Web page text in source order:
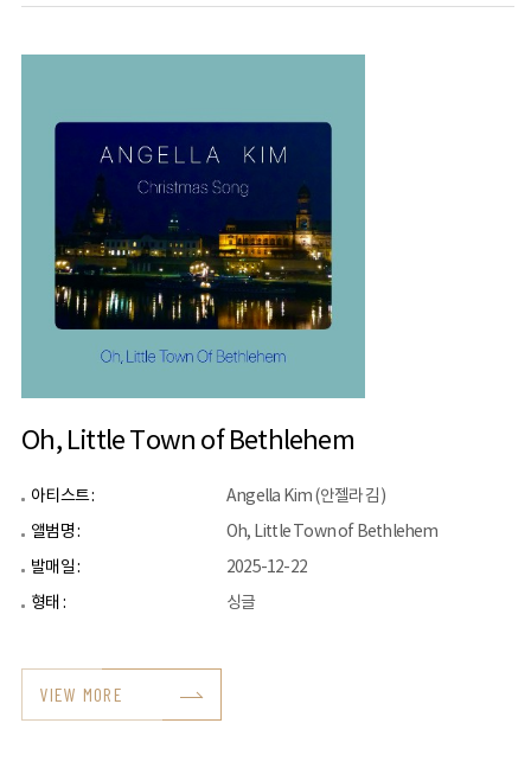
Oh, Little Town of Bethlehem
아티스트 :
Angella Kim (안젤라 김)
앨범명 :
Oh, Little Town of Bethlehem
발매일 :
2025-12-22
형태 :
싱글
VIEW MORE